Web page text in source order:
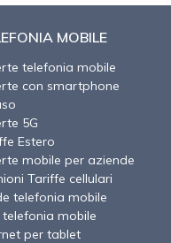
MOBILE
telefonia mobile
con smartphone
5G
Estero
mobile per aziende
Tariffe cellulari
telefonia mobile
mobile
per tablet